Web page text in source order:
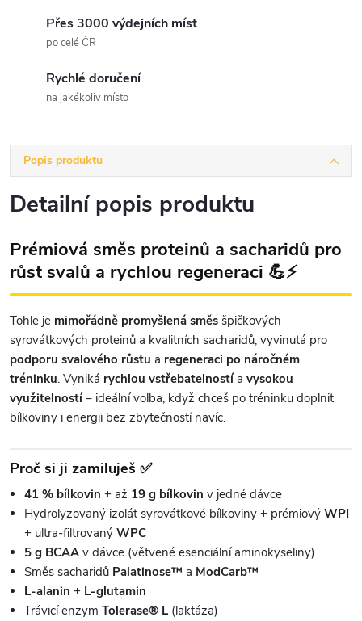
Přes 3000 výdejních míst
po celé ČR
Rychlé doručení
na jakékoliv místo
Popis produktu
Detailní popis produktu
Prémiová směs proteinů a sacharidů pro
růst svalů a rychlou regeneraci 💪⚡
Tohle je mimořádně promyšlená směs špičkových
syrovátkových proteinů a kvalitních sacharidů, vyvinutá pro
podporu svalového růstu a regeneraci po náročném
tréninku. Vyniká rychlou vstřebatelnostía vysokou
využitelností– ideální volba, když chceš po tréninku doplnit
bílkoviny i energii bez zbytečností navíc.
Proč si ji zamiluješ ✅
41 % bílkovin + až 19 g bílkovin v jedné dávce
Hydrolyzovaný izolát syrovátkové bílkoviny + prémiový WPI
+ ultra-filtrovaný WPC
5 g BCAA v dávce (větvené esenciální aminokyseliny)
Směs sacharidů Palatinose™ a ModCarb™
L-alanin + L-glutamin
Trávicí enzym Tolerase® L (laktáza)